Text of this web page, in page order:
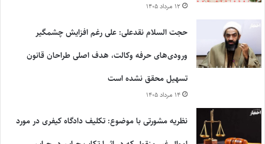
۱۲ مرداد ۱۴۰۵
حجت السلام نقدعلی: علی رغم افزایش چشمگیر
ورودی‌های حرفه وکالت، هدف اصلی طراحان قانون
تسهیل محقق نشده است
۱۴ مرداد ۱۴۰۵
نظریه مشورتی با موضوع: تکلیف دادگاه کیفری در مورد